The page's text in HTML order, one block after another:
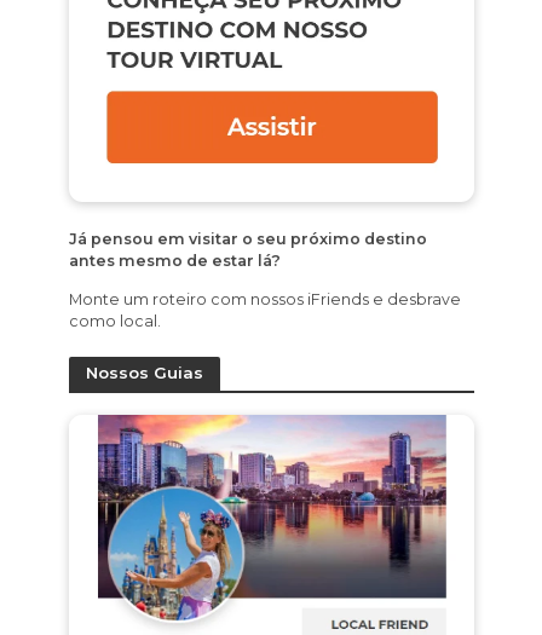
Já pensou em visitar o seu próximo destino
antes mesmo de estar lá?
Monte um roteiro com nossos iFriends e desbrave
como local.
Nossos Guias